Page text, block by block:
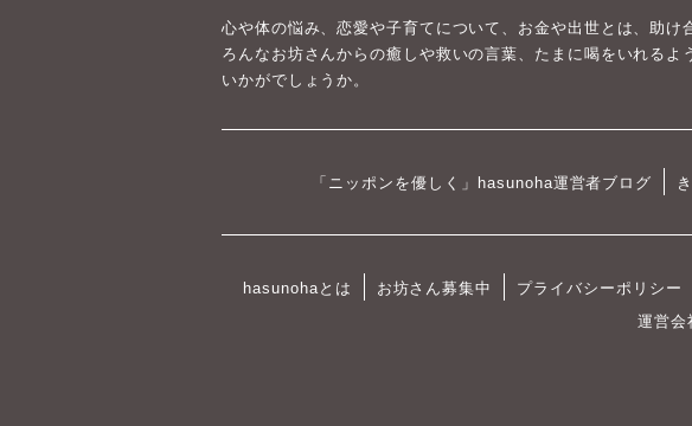
心や体の悩み、恋愛や子育てについて、お金や出世とは、助
ろんなお坊さんからの癒しや救いの言葉、たまに喝をいれる
いかがでしょうか。
「ニッポンを優しく」hasunoha運営者ブログ
hasunohaとは お坊さん募集中 プライバシーポリシー
運営会